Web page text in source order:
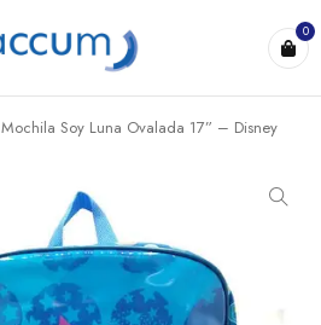
0
Mochila Soy Luna Ovalada 17” – Disney